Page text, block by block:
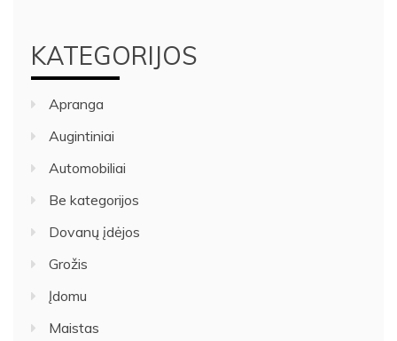
KATEGORIJOS
Apranga
Augintiniai
Automobiliai
Be kategorijos
Dovanų įdėjos
Grožis
Įdomu
Maistas